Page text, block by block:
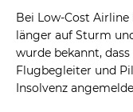
Bei Low-Cost Airline
länger auf Sturm
wurde bekannt,
Flugbegleiter und
Insolvenz